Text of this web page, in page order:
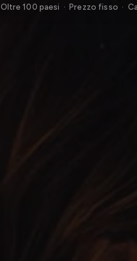
Oltre 100 paesi · Prezzo fisso ·